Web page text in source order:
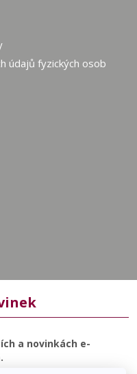
údajů fyzických osob
a novinkách e-